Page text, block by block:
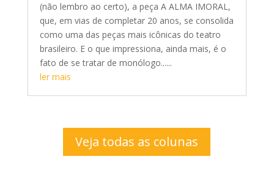
(não lembro ao certo), a peça A ALMA IMORAL,
que, em vias de completar 20 anos, se consolida
como uma das peças mais icônicas do teatro
brasileiro. E o que impressiona, ainda mais, é o
fato de se tratar de monólogo......
ler mais
Veja todas as colunas